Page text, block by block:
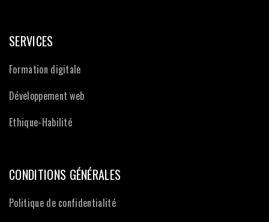
SERVICES
Formation digitale
Développement web
Ethique-Habilité
CONDITIONS GÉNÉRALES
Politique de confidentialité